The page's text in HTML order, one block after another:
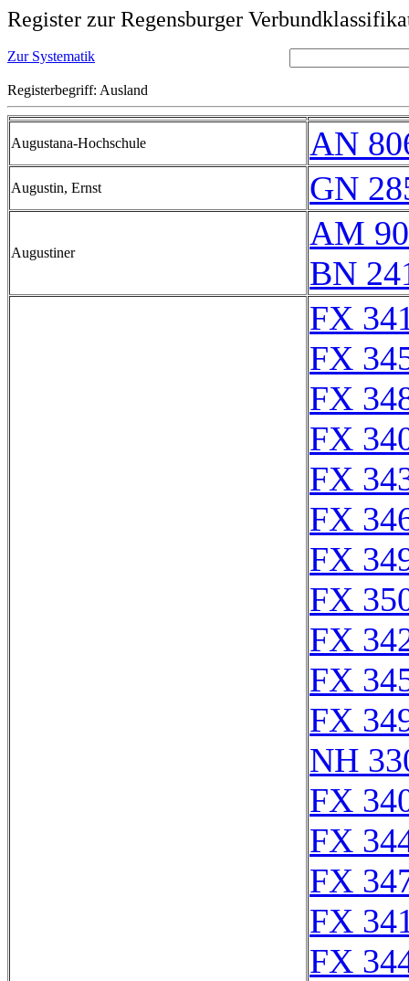
Register zur Regensburger
Zur Systematik
Registerbegriff: Ausland
Augustana-Hochschule AN
Augustin, Ernst GN
Augustiner
AM
BN
FX
FX
FX
FX
FX
FX
FX
FX
FX
FX
FX
NH
FX
FX
FX
FX
FX